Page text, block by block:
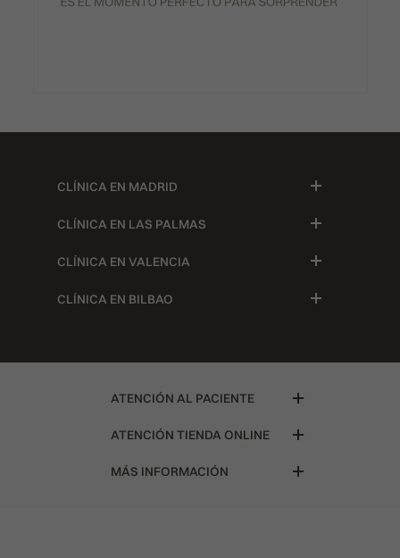
CLÍNICA EN MADRID
CLÍNICA EN LAS PALMAS
CLÍNICA EN VALENCIA
CLÍNICA EN BILBAO
ATENCIÓN AL PACIENTE
ATENCIÓN TIENDA ONLINE
MÁS INFORMACIÓN